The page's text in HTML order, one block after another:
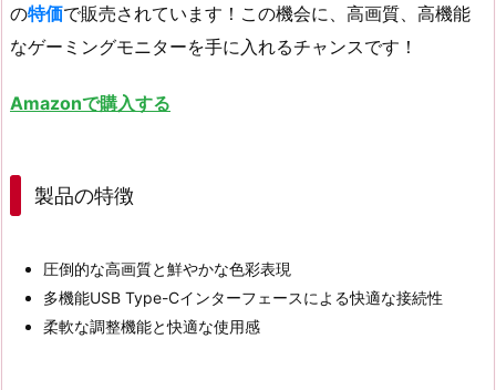
の特価で販売されています！この機会に、高画質、高機能
なゲーミングモニターを手に入れるチャンスです！
Amazonで購入する
製品の特徴
圧倒的な高画質と鮮やかな色彩表現
多機能USB Type-Cインターフェースによる快適な接続性
柔軟な調整機能と快適な使用感